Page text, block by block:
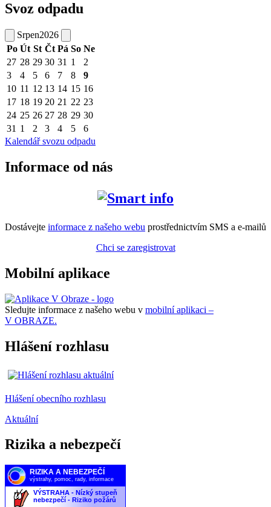
Svoz odpadu
Srpen2026
Po Út St Čt Pá So Ne
27 28 29 30 31 1
2
3
4 5 6 7 8
9
10 11 12 13 14 15 16
17 18 19 20 21 22 23
24 25 26 27 28 29 30
31 1 2 3 4 5
6
Kalendář svozu odpadu
Informace od nás
Dostávejte informace z našeho webu prostřednictvím SMS a e-mailů
Chci se zaregistrovat
Mobilní aplikace
Sledujte informace z našeho webu v mobilní aplikaci –
V OBRAZE.
Hlášení rozhlasu
Hlášení obecního rozhlasu
Aktuální
Rizika a nebezpečí